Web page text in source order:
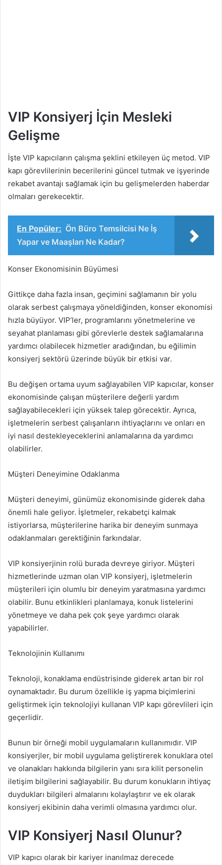
VIP Konsiyerj İçin Mesleki
Gelişme
İşte VIP kapıcıların çalışma şeklini etkileyen üç metod. VIP
kapı görevlilerinin becerilerini güncel tutmak ve işyerinde
rekabet avantajı sağlamak için bu gelişmelerden haberdar
olmaları gerekecektir.
En Popüler: Ön Büro Temsilcisi Ne İş
Yapar ve Maaşları Ne Kadar?
Konser Ekonomisinin Büyümesi
Gittikçe daha fazla insan, geçimini sağlamanın bir yolu
olarak serbest çalışmaya yöneldiğinden, konser ekonomisi
hızla büyüyor. VIP’ler, programlarını yönetmelerine ve
seyahat planlaması gibi görevlerle destek sağlamalarına
yardımcı olabilecek hizmetler aradığından, bu eğilimin
konsiyerj sektörü üzerinde büyük bir etkisi var.
Bu değişen ortama uyum sağlayabilen VIP kapıcılar, konser
ekonomisinde çalışan müşterilere değerli yardım
sağlayabilecekleri için yüksek talep görecektir. Ayrıca,
işletmelerin serbest çalışanların ihtiyaçlarını ve onları en
iyi nasıl destekleyeceklerini anlamalarına da yardımcı
olabilirler.
Müşteri Deneyimine Odaklanma
Müşteri deneyimi, günümüz ekonomisinde giderek daha
önemli hale geliyor. İşletmeler, rekabetçi kalmak
istiyorlarsa, müşterilerine harika bir deneyim sunmaya
odaklanmaları gerektiğinin farkındalar.
VIP konsiyerjinin rolü burada devreye giriyor. Müşteri
hizmetlerinde uzman olan VIP konsiyerj, işletmelerin
müşterileri için olumlu bir deneyim yaratmasına yardımcı
olabilir. Bunu etkinlikleri planlamaya, konuk listelerini
yönetmeye ve daha pek çok şeye yardımcı olarak
yapabilirler.
Teknolojinin Kullanımı
Teknoloji, konaklama endüstrisinde giderek artan bir rol
oynamaktadır. Bu durum özellikle iş yapma biçimlerini
geliştirmek için teknolojiyi kullanan VIP kapı görevlileri için
geçerlidir.
Bunun bir örneği mobil uygulamaların kullanımıdır. VIP
konsiyerjler, bir mobil uygulama geliştirerek konuklara otel
ve olanakları hakkında bilgilerin yanı sıra kilit personelin
iletişim bilgilerini sağlayabilir. Bu durum konukların ihtiyaç
duydukları bilgileri almalarını kolaylaştırır ve ek olarak
konsiyerj ekibinin daha verimli olmasına yardımcı olur.
VIP Konsiyerj Nasıl Olunur?
VIP kapıcı olarak bir kariyer inanılmaz derecede